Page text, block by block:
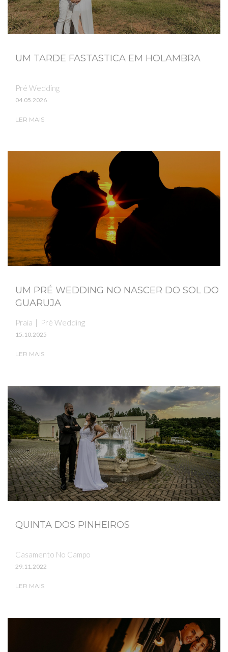
UM TARDE FASTASTICA EM HOLAMBRA
Pré Wedding
04.05.2026
LER MAIS
UM PRÉ WEDDING NO NASCER DO SOL DO
GUARUJA
Praia Pré Wedding
15.10.2025
LER MAIS
QUINTA DOS PINHEIROS
Casamento No Campo
29.11.2022
LER MAIS